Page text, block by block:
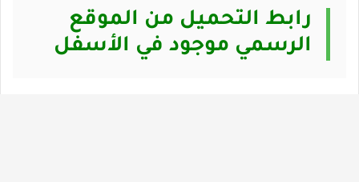
رابط التحميل من الموقع
الرسمي موجود في الأسفل